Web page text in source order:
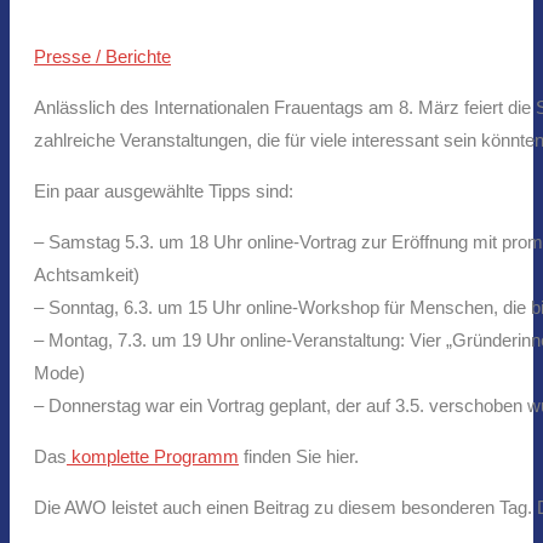
Presse / Berichte
Anlässlich des Internationalen Frauentags am 8. März feiert
zahlreiche Veranstaltungen, die für viele interessant sein
Ein paar ausgewählte Tipps sind:
– Samstag 5.3. um 18 Uhr online-Vortrag zur Eröffnung mit
Achtsamkeit)
– Sonntag, 6.3. um 15 Uhr online-Workshop für Menschen, die
– Montag, 7.3. um 19 Uhr online-Veranstaltung: Vier
Mode)
– Donnerstag war ein Vortrag geplant, der auf 3.5. verschoben
Das komplette Programm finden Sie hier.
Die AWO leistet auch einen Beitrag zu diesem besonderen